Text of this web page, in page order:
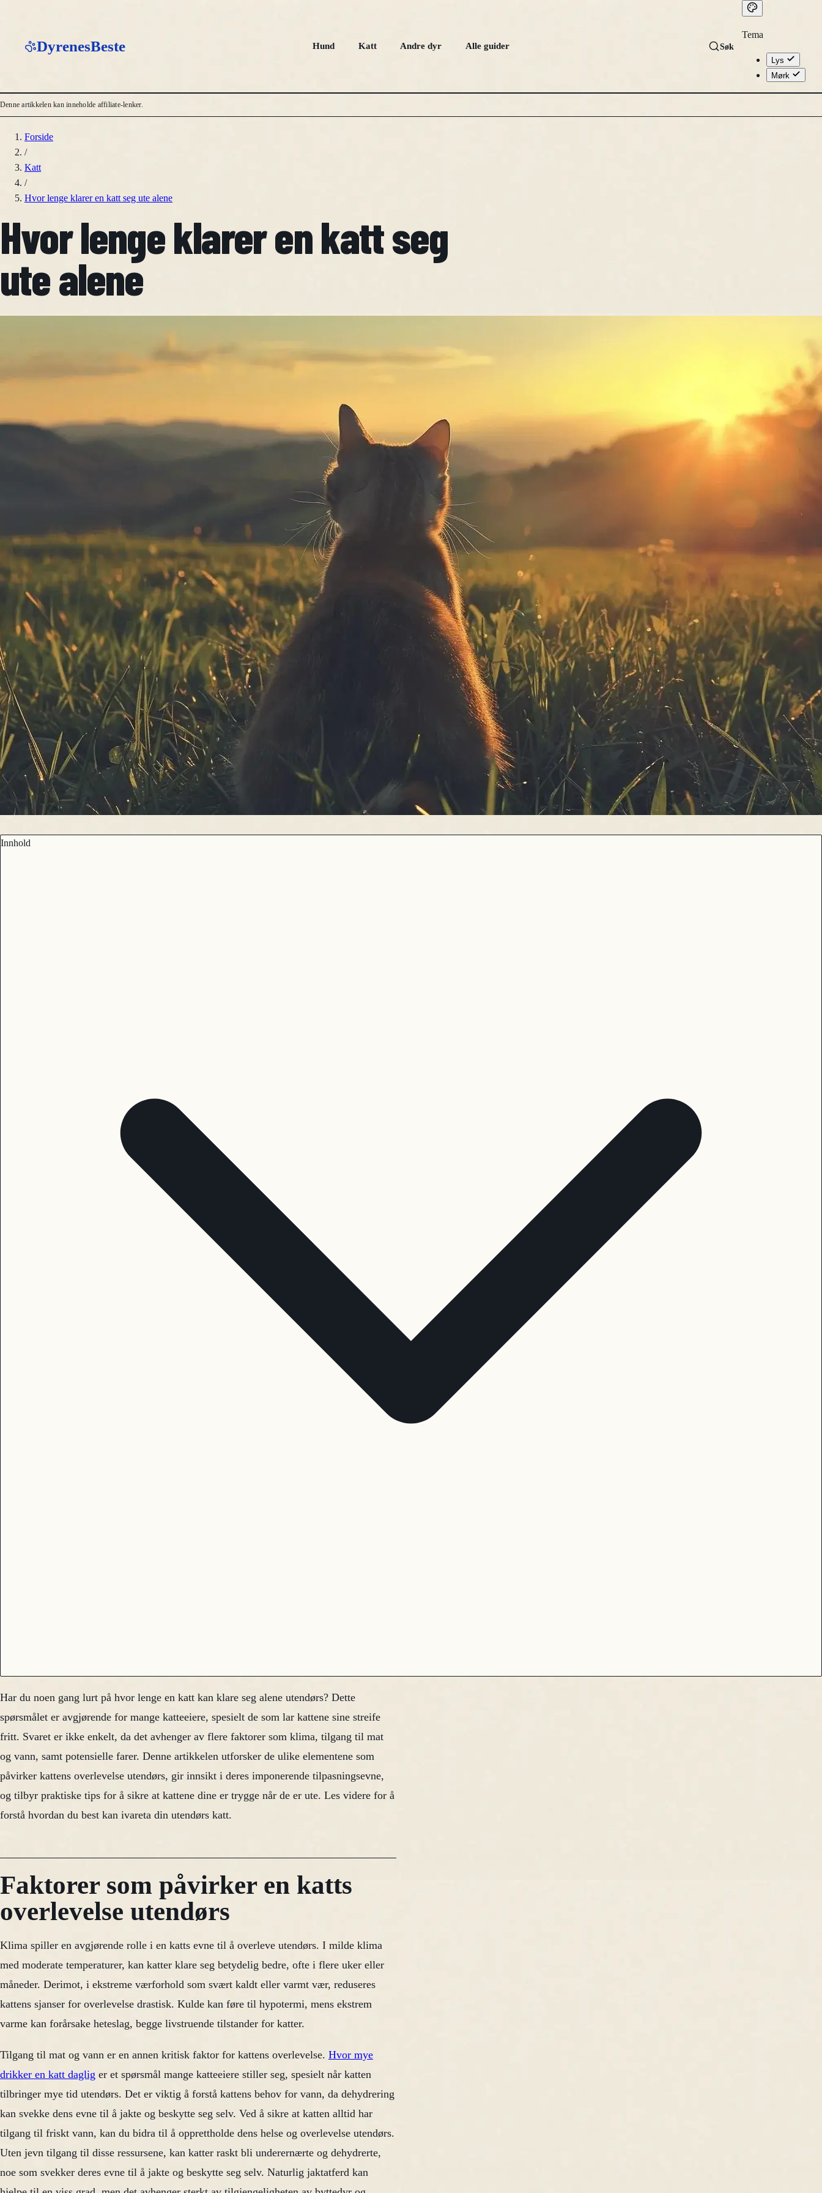
DyrenesBeste Hund Katt Andre dyr Alle guider Søk
Tema
Lys
Mørk
Denne artikkelen kan inneholde affiliate-lenker.
Forside
/
Katt
/
Hvor lenge klarer en katt seg ute alene
Hvor lenge klarer en katt seg
ute alene
Innhold
Har du noen gang lurt på hvor lenge en katt kan klare seg alene utendørs? Dette
spørsmålet er avgjørende for mange katteeiere, spesielt de som lar kattene sine streife
fritt. Svaret er ikke enkelt, da det avhenger av flere faktorer som klima, tilgang til mat
og vann, samt potensielle farer. Denne artikkelen utforsker de ulike elementene som
påvirker kattens overlevelse utendørs, gir innsikt i deres imponerende tilpasningsevne,
og tilbyr praktiske tips for å sikre at kattene dine er trygge når de er ute. Les videre for å
forstå hvordan du best kan ivareta din utendørs katt.
Faktorer som påvirker en katts
overlevelse utendørs
Klima spiller en avgjørende rolle i en katts evne til å overleve utendørs. I milde klima
med moderate temperaturer, kan katter klare seg betydelig bedre, ofte i flere uker eller
måneder. Derimot, i ekstreme værforhold som svært kaldt eller varmt vær, reduseres
kattens sjanser for overlevelse drastisk. Kulde kan føre til hypotermi, mens ekstrem
varme kan forårsake heteslag, begge livstruende tilstander for katter.
Tilgang til mat og vann er en annen kritisk faktor for kattens overlevelse. Hvor mye
drikker en katt daglig er et spørsmål mange katteeiere stiller seg, spesielt når katten
tilbringer mye tid utendørs. Det er viktig å forstå kattens behov for vann, da dehydrering
kan svekke dens evne til å jakte og beskytte seg selv. Ved å sikre at katten alltid har
tilgang til friskt vann, kan du bidra til å opprettholde dens helse og overlevelse utendørs.
Uten jevn tilgang til disse ressursene, kan katter raskt bli underernærte og dehydrerte,
noe som svekker deres evne til å jakte og beskytte seg selv. Naturlig jaktatferd kan